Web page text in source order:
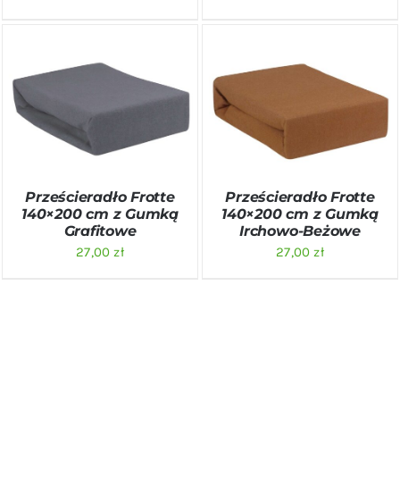
SZCZEGÓŁY
Prześcieradło Frotte
140×200 cm z Gumką
Grafitowe
27,00zł
SZCZEGÓŁY
Prześcieradło Frotte
140×200 cm z Gumką
Irchowo-Beżowe
27,00zł